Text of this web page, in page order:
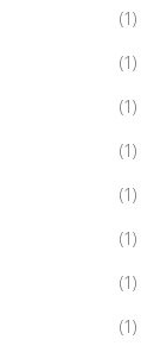
(1)
(1)
(1)
(1)
(1)
(1)
(1)
(1)